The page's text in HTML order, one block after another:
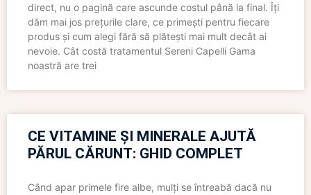
direct, nu o pagină care ascunde costul până la final. Îți
dăm mai jos prețurile clare, ce primești pentru fiecare
produs și cum alegi fără să plătești mai mult decât ai
nevoie. Cât costă tratamentul Sereni Capelli Gama
noastră are trei
CE VITAMINE ȘI MINERALE AJUTĂ
PĂRUL CĂRUNT: GHID COMPLET
Când apar primele fire albe, mulți se întreabă dacă nu